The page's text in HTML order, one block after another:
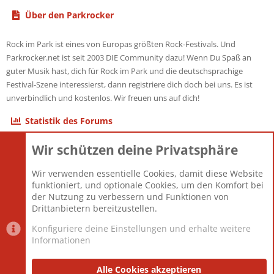
Über den Parkrocker
Rock im Park ist eines von Europas größten Rock-Festivals. Und
Parkrocker.net ist seit 2003 DIE Community dazu! Wenn Du Spaß an
guter Musik hast, dich für Rock im Park und die deutschsprachige
Festival-Szene interessierst, dann registriere dich doch bei uns. Es ist
unverbindlich und kostenlos. Wir freuen uns auf dich!
Statistik des Forums
Themen
Mitglieder
12.427
Neuestes Mitglied
Berlin
Datenschutzerklärung Impressum
Wir schützen deine Privatsphäre
Wir verwenden essentielle Cookies, damit diese Website
funktioniert, und optionale Cookies, um den Komfort bei
der Nutzung zu verbessern und Funktionen von
Drittanbietern bereitzustellen.
Konfiguriere deine Einstellungen und erhalte weitere
Informationen
Alle Cookies akzeptieren